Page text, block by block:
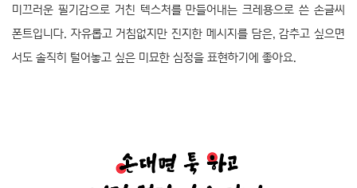
미끄러운 필기감으로 거친 텍스처를 만들어내는 크레용으로 쓴 손글씨
폰트입니다. 자유롭고 거침없지만 진지한 메시지를 담은, 감추고 싶으면
서도 솔직히 털어놓고 싶은 미묘한 심정을 표현하기에 좋아요.